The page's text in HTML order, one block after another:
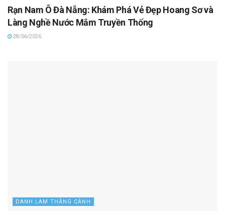
Rạn Nam Ô Đà Nẵng: Khám Phá Vẻ Đẹp Hoang Sơ và
Làng Nghề Nước Mắm Truyền Thống
28/06/2026
DANH LAM THẮNG CẢNH